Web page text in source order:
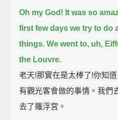
Oh my God! It was so
first few days we try to do
things. We went to, uh,
the Louvre.
老天!那實在是太棒了!你知
有觀光客會做的事情。我們
去了羅浮宮。